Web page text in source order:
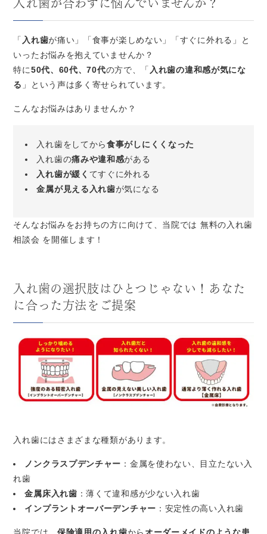
入れ歯が合わずに悩んでいませんか？
「 入れ歯が痛い」「食事が楽しめない」「すぐに外れる」と
いったお悩みを抱えていませんか？
特に50代、60代、70代の方で、「 入れ歯の違和感が気にな
る 」という声は多く寄せられています。
こんなお悩みはありませんか？
入れ歯をしてから食事がしにくくなった
入れ歯の痛みや違和感がある
入れ歯が緩く てすぐに外れる
金属が見える入れ歯が気になる
そんなお悩みをお持ちの方に向けて、当院では 無料の入れ歯
相談会 を開催します！
入れ歯の選択肢はひとつじゃない！あなた
に合った方法をご提案
入れ歯にはさまざまな種類があります。
ノンクラスプデンチャー ：金属を使わない、目立たない入
れ歯
金属床入れ歯 ：薄くて違和感が少ない入れ歯
インプラントオーバーデンチャー ：安定性の高い入れ歯